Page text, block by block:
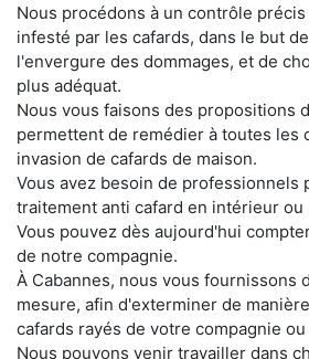
Nous procédons à un contrôle
infesté par les cafards, dans le but
l'envergure des dommages, et de
plus adéquat.
Nous vous faisons des propositions
permettent de remédier à toutes les
invasion de cafards de maison.
Vous avez besoin de professionnels
traitement anti cafard en intérieur
Vous pouvez dès aujourd'hui
de notre compagnie.
À Cabannes, nous vous fournissons
mesure, afin d'exterminer de
cafards rayés de votre compagnie
Nous pouvons venir travailler dans